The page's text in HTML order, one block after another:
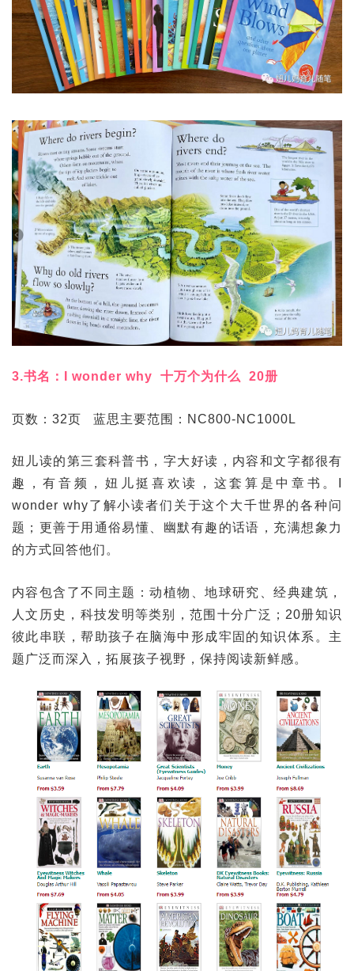
3.书名：I wonder why 十万个为什么 20册
页数：32页 蓝思主要范围：NC800-NC1000L
妞儿读的第三套科普书，字大好读，内容和文字都很有
趣，有音频，妞儿挺喜欢读，这套算是中章书。I
wonder why了解小读者们关于这个大千世界的各种问
题；更善于用通俗易懂、幽默有趣的话语，充满想象力
的方式回答他们。
内容包含了不同主题：动植物、地球研究、经典建筑，
人文历史，科技发明等类别，范围十分广泛；20册知识
彼此串联，帮助孩子在脑海中形成牢固的知识体系。主
题广泛而深入，拓展孩子视野，保持阅读新鲜感。